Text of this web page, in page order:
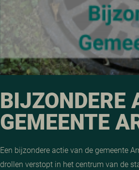
BIJZONDERE
GEMEENTE
Een bijzondere actie van de gemeente
drollen verstopt in het centrum van de